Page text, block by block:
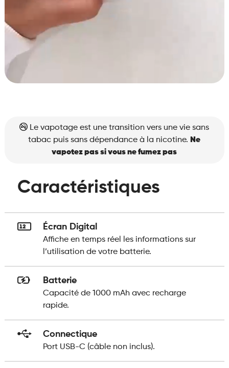
Le vapotage est une transition vers une vie sans
tabac puis sans dépendance à la nicotine. Ne
vapotez pas si vous ne fumez pas
Caractéristiques
Écran Digital
Affiche en temps réel les informations sur
l’utilisation de votre batterie.
Batterie
Capacité de 1000 mAh avec recharge
rapide.
Connectique
Port USB-C (câble non inclus).